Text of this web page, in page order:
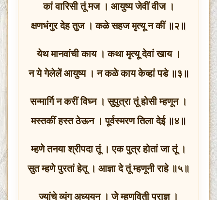
कां वारिसी तूं मज । आयुष्य जेवीं वीज ।
क्षणभंगुर देह तुज । कळे सहज मृत्यू न कीं ॥२॥
येथ मानवांची काय । कथा मृत्यू देवां खाय ।
न ये गेलेलें आयुष्य । न कळे काय केव्हां पडे ॥३॥
सन्मार्गि न करीं विघ्न । सुपुत्रा तूं होसी म्हणून ।
मस्तकीं हस्त ठेऊन । पूर्वस्मरण तिला देई ॥४॥
म्हणे तनया श्रीपदा तूं । एक पुत्र होतां जा तूं ।
सुत म्हणे पुरतां हेतू । आज्ञा दे तूं म्हणूनी राहे ॥५॥
ज्यांचे व्यंग अध्ययन । जे म्हणविती प्राज्ञ ।